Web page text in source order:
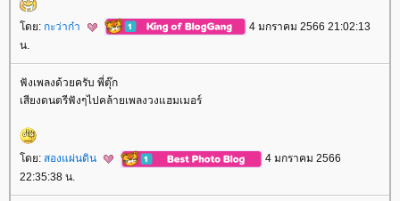
ดย: กะว่าก๋า
4 มกราคม 2566 21:02:13
น.
ฟังเพลงด้วยครับ พี่ตุ๊ก
เสียงดนตรีฟังๆไปคล้ายเพลงวงแฮมเมอร์
ดย: สองแผ่นดิน
4 มกราคม 2566
22:35:38 น.